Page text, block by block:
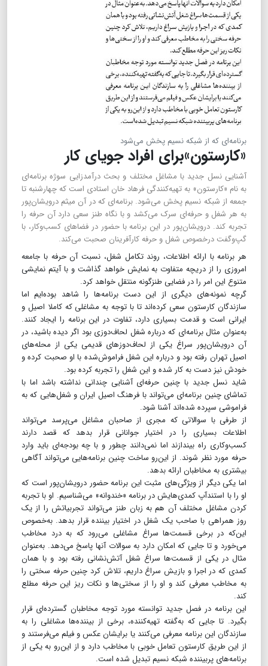
برنامه‌ای که از شبکه نسیم پخش می‌شود
«کارستون»برای افراد جویای کار
آشنایی نسل جدید با مشاغل مختلف و بحث درآمدزایی سوژه برنامه‌ای
به نام «کارستون» به تهیه‌کنندگی فرهاد‌ خان استادی است که چهارشنبه تا
جمعه از شبکه نسیم پخش می‌شود. برنامه‌ای که در آن میثم درویشان‌پور
به هر شغل و حرفه‌ای سرک می‌کشد و با نگاه طنز سعی دارد آن حرفه را
تجربه کند. درویشان‌پور در این برنامه با حضور در فضا‌های کسب‌وکار، با
گپ‌وگفت درخصوص شغل و حرفه کارآفرینان صحبت می‌کند.
هر برنامه با ارائه اطلاعات، روند تکامل شغل، نسبت آن حرفه با جامعه
امروزی را از دریچه متفاوت به نمایش خواهد گذاشت و با آیتم نمایشی
متنوع این امر را در فضایی طنزگونه منتقل خواهد کرد.
گرچه نمونه‌های دیگری از این دست برنامه‌ها را شاهد بوده‌ایم اما
سازندگان کارستون سعی کرده‌اند تا با توجه به مشاغلی که کاملا اصیل و
ایرانی است و قدمت بسیاری دارد، تفاوت در این برنامه را ایجاد کنند.
به‌عنوان مثال برنامه‌ای که درباره شغل لحاف‌دوزی بود اگر دیده باشید، در
آن درویشان‌پور سراغ یکی از لحاف‌دوزهای قدیمی یکی از محله‌های
اصیل تهران رفته بود و درباره این شغل فراموش‌شده با او صحبت کرده و
خودش نیز دست به کار شده و این شغل را تجربه کرده بود.
شاید نسل جدید با چنین حرفه‌ای آشنایی چندانی نداشته باشد اما با
تماشای چنین برنامه‌ای می‌تواند با فرهنگ اصیل ایران و شغل‌هایی که به
فراموشی سپرده شده‌اند آشنا شود.
از طرفی با سوالاتی که مجری از صاحبان مشاغل می‌پرسد می‌تواند
اطلاعات بسیاری را در اختیار جوانانی قرار بدهد که قصد دارند
کسب‌و‌کاری راه بیندازند اما نمی‌دانند چطور و با چه بودجه‌ای باید وارد
حرفه مورد نظر شوند. از این‌رو ساخت چنین برنامه‌هایی می‌تواند آگاهی
بیشتری به مخاطبان ارائه بدهد.
اما یکی دیگر از ویژگی‌های مثبت این برنامه حضور درویشان‌پور است که
او را با استندآپ کمدی‌هایش در برنامه «خندوانه» می‌شناسیم. او با تجربه
کردن مشاغل مختلف آن هم به زبان طنز می‌تواند تجربیاتش را از یک
روز همراهی با صاحب یک شغل در اختیار بیننده قرار بدهد. به‌خصوص
این‌که در برخی قسمت‌ها سراغ مشاغلی می‌رود که به درد مخاطب
می‌خورد و تا جایی که امکان دارد به سوالات آنها پاسخ می‌دهد. به‌عنوان
مثال در یکی از قسمت‌ها سراغ شغل آتش‌نشانی رفته بود و با همان
کمدی که در اجرا و بازیش سراغ داریم، تلاش کرد چنین حرفه سختی را
به مخاطب معرفی کند و او را از سختی‌ها و نکات ریز این حرفه مطلع
کند.
این برنامه در فصل جدید توانسته مورد توجه مخاطبان گسترده‌ای قرار
بگیرد. تا جایی که به‌گفته تهیه‌کننده، برخی از بیننده‌ها مشاغلی را به
سازندگان این برنامه معرفی می‌کنند یا برایشان عکس و فیلم می‌فرستند و
از این طریق کارستون تعامل خوبی با مخاطب دارد و از این‌رو به یکی از
برنامه‌های پربیننده شبکه نسیم تبدیل شده‌ است.